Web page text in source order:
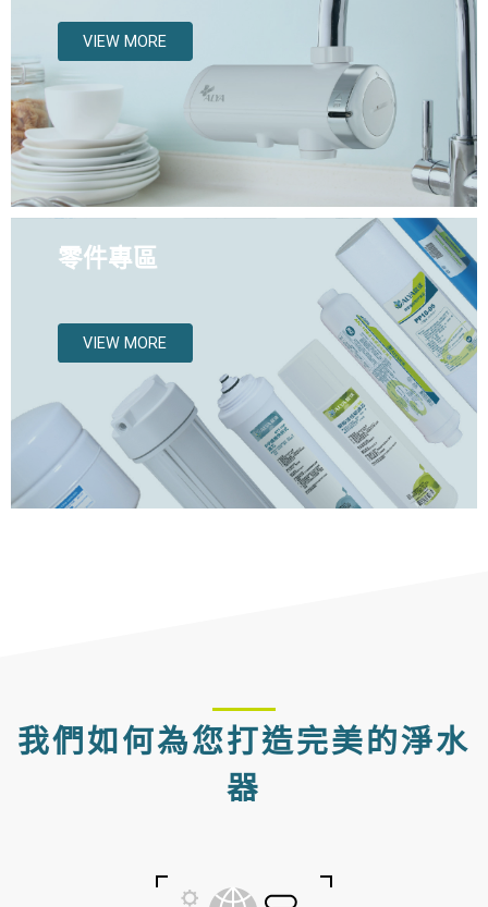
VIEW MORE
零件專區
VIEW MORE
我們如何為您打造完美的淨水
器